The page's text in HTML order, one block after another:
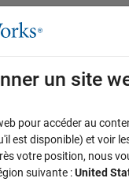
opportunités
un site
pour accéder au
est disponible) et voir
votre position, nous
suivante :United